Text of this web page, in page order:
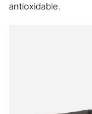
antioxidable.